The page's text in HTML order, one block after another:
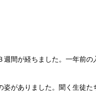
間が経ちました。一年前
がありました。聞く生徒た